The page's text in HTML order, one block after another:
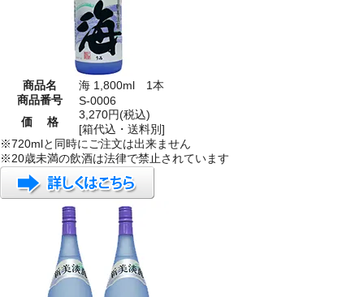
商品名
海 1,800ml 1本
商品番号
S-0006
価 格
3,270円(税込)
[箱代込・送料別]
※720mlと同時にご注文は出来ません
※20歳未満の飲酒は法律で禁止されています